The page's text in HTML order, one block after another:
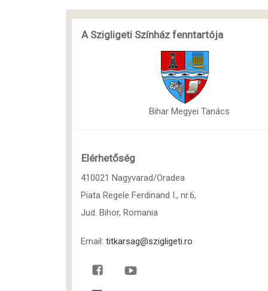
A Szigligeti Színház fenntartója
Bihar Megyei Tanács
Elérhetőség
410021 Nagyvarad/Oradea
Piata Regele Ferdinand I., nr.6,
Jud. Bihor, Romania
Email: titkarsag@szigligeti.ro